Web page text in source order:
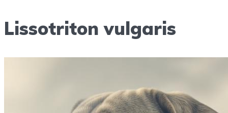
Lissotriton vulgaris